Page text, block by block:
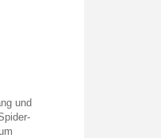
und